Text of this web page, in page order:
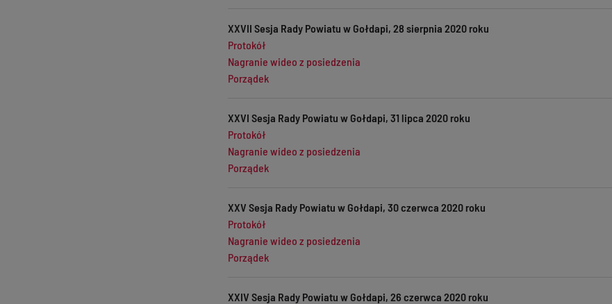
XXVII Sesja Rady Powiatu w Gołdapi, 28 sierpnia 2020 roku
Protokół
Nagranie wideo z posiedzenia
Porządek
XXVI Sesja Rady Powiatu w Gołdapi, 31 lipca 2020 roku
Protokół
Nagranie wideo z posiedzenia
Porządek
XXV Sesja Rady Powiatu w Gołdapi, 30 czerwca 2020 roku
Protokół
Nagranie wideo z posiedzenia
Porządek
XXIV Sesja Rady Powiatu w Gołdapi, 26 czerwca 2020 roku